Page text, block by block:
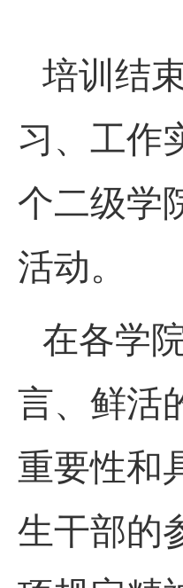
培训结
习、工作
个二级学
活动。
在各学
言、鲜活
重要性和
生干部的